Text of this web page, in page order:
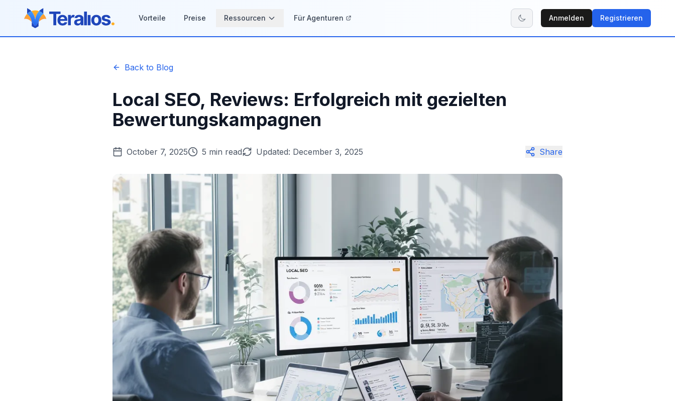
Vorteile Preise Ressourcen Für Agenturen Anmelden Registrieren
Back to Blog
Local SEO, Reviews: Erfolgreich mit gezielten
Bewertungskampagnen
October 7, 2025 5 min read Updated: December 3, 2025 Share